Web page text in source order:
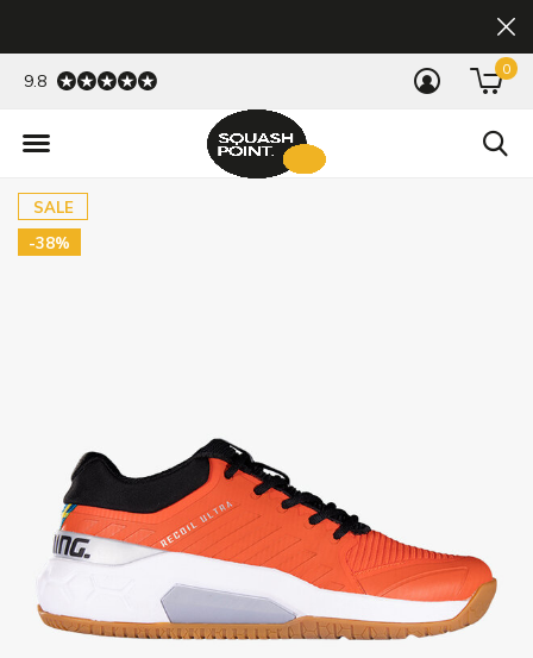
0
9.8
SALE
-38%